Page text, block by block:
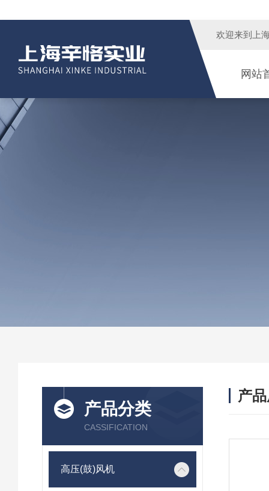
欢迎来到 上
网站
产品分类
CASSIFICATION
高压(鼓)风机
产